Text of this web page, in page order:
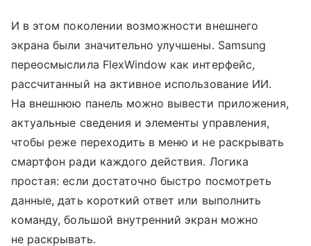
И в этом поколении возможности внешнего
экрана были значительно улучшены. Samsung
переосмыслила FlexWindow как интерфейс,
рассчитанный на активное использование ИИ.
На внешнюю панель можно вывести приложения,
актуальные сведения и элементы управления,
чтобы реже переходить в меню и не раскрывать
смартфон ради каждого действия. Логика
простая: если достаточно быстро посмотреть
данные, дать короткий ответ или выполнить
команду, большой внутренний экран можно
не раскрывать.